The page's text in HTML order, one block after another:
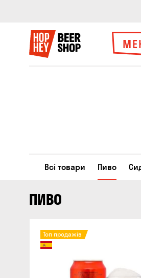
Всі товари Пиво
ПИВО
Топ продажів